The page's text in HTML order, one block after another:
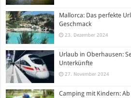
Mallorca: Das perfekte
Geschmack
23. Dezember 2024
Urlaub in Oberhausen:
Unterkünfte
27. November 2024
Camping mit Kindern: